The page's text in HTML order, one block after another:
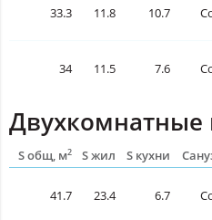
33.3 11.8 10.7
34 11.5 7.6
Двухкомнатные
S общ, м2 S жил S кухни
41.7 23.4 6.7